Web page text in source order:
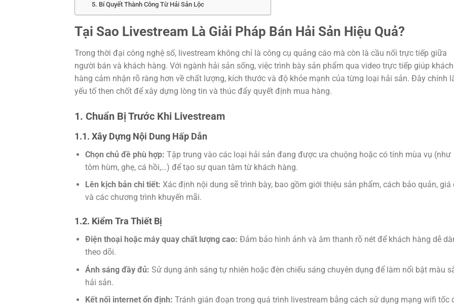
5. Bí Quyết Thành Công Từ Hải Sản Lộc
Tại Sao Livestream Là Giải Pháp Bán Hải Sản Hiệu Quả?
Trong thời đại công nghệ số, livestream không chỉ là công cụ quảng cáo mà còn là cầu nối trực tiếp giữa
người bán và khách hàng. Với ngành hải sản sống, việc trình bày sản phẩm qua video trực tiếp giúp khách
hàng cảm nhận rõ ràng hơn về chất lượng, kích thước và độ khỏe mạnh của từng loại hải sản. Đây chính
yếu tố then chốt để xây dựng lòng tin và thúc đẩy quyết định mua hàng.
1. Chuẩn Bị Trước Khi Livestream
1.1. Xây Dựng Nội Dung Hấp Dẫn
Chọn chủ đề phù hợp: Tập trung vào các loại hải sản đang được ưa chuộng hoặc có tính mùa vụ (như
tôm hùm, ghẹ, cá hồi,…) để tạo sự quan tâm từ khách hàng.
Lên kịch bản chi tiết: Xác định nội dung sẽ trình bày, bao gồm giới thiệu sản phẩm, cách bảo quản, giá
và các chương trình khuyến mãi.
1.2. Kiểm Tra Thiết Bị
Điện thoại hoặc máy quay chất lượng cao: Đảm bảo hình ảnh và âm thanh rõ nét để khách hàng dễ
theo dõi.
Ánh sáng đầy đủ: Sử dụng ánh sáng tự nhiên hoặc đèn chiếu sáng chuyên dụng để làm nổi bật màu
hải sản.
Kết nối internet ổn định: Tránh gián đoạn trong quá trình livestream bằng cách sử dụng mạng wifi tốc